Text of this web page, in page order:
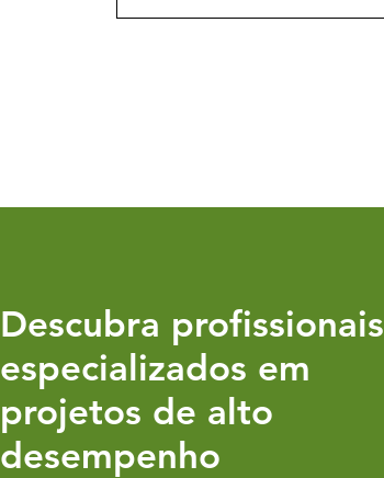
Descubra profissionais
especializados em
projetos de alto
desempenho